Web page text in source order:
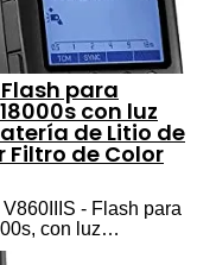
para
con luz
de Litio de
Filtro de Color
- Flash para
con luz…